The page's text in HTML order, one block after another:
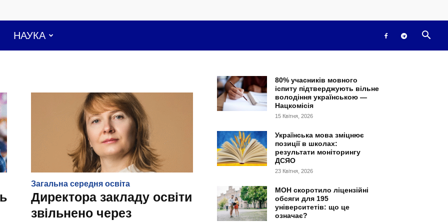
НАУКА
Загальна середня освіта
Директора закладу освіти
звільнено через
80% учасників мовного
іспиту підтверджують вільне
володіння українською —
Нацкомісія
15 Квітня, 2026
Українська мова зміцнює
позиції в школах:
результати моніторингу
ДСЯО
23 Квітня, 2026
МОН скоротило ліцензійні
обсяги для 195
університетів: що це
означає?